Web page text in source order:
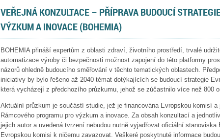
VEŘEJNÁ KONZULTACE – PŘÍPRAVA BUDOUCÍ
VÝZKUM A INOVACE (BOHEMIA)
BOHEMIA přináší expertům z oblasti zdraví, životního prostředí, trvalé
automatizace výroby či bezpečnosti možnost zapojení do této platformy
názorů ohledně budoucího směřování v těchto tematických oblastech.
iniciativy by bylo řešeno až 2040 témat dotýkajících se budoucí strategie
která vycházejí z předchozího průzkumu, jehož se zúčastnilo více než 800
Aktuální průzkum je součástí studie, jež je financována Evropskou komisí
Rámcového programu pro výzkum a inovace. Za obsah konzultací a
jejich autor a uvedená tvrzení nebudou nutně vyjadřovat oficiální stanoviska
Evropskou komisi k ničemu zavazovat. Veškeré poskytnuté informace